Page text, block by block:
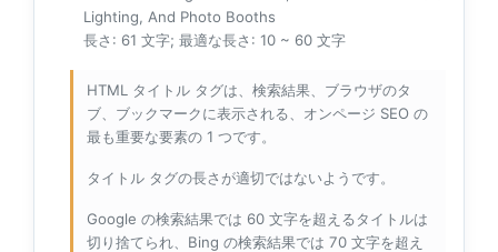
Lighting, And Photo Booths
長さ: 61 文字; 最適な長さ: 10 ~ 60 文字
HTML タイトル タグは、検索結果、ブラウザのタ
ブ、ブックマークに表示される、オンページ SEO の
最も重要な要素の 1 つです。
タイトル タグの長さが適切ではないようです。
Google の検索結果では 60 文字を超えるタイトルは
切り捨てられ、Bing の検索結果では 70 文字を超え